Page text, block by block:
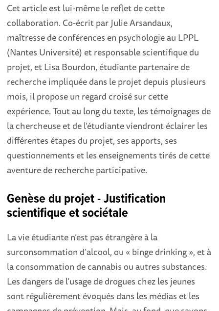
Cet article est lui-même le reflet de cette
collaboration. Co-écrit par Julie Arsandaux,
maîtresse de conférences en psychologie au LPPL
(Nantes Université) et responsable scientifique du
projet, et Lisa Bourdon, étudiante partenaire de
recherche impliquée dans le projet depuis plusieurs
mois, il propose un regard croisé sur cette
expérience. Tout au long du texte, les témoignages de
la chercheuse et de l’étudiante viendront éclairer les
différentes étapes du projet, ses apports, ses
questionnements et les enseignements tirés de cette
aventure de recherche participative.
Genèse du projet - Justification
scientifique et sociétale
La vie étudiante n’est pas étrangère à la
surconsommation d’alcool, ou « binge drinking », et à
la consommation de cannabis ou autres substances.
Les dangers de l'usage de drogues chez les jeunes
sont régulièrement évoqués dans les médias et les